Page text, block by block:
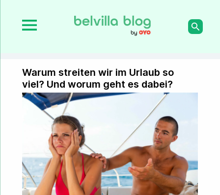
Warum streiten wir im Urlaub so
viel? Und worum geht es dabei?